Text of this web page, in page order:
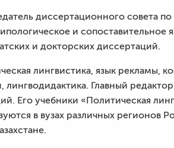
диссертационного совета
и
и докторских диссертаций.
лингвистика, язык рекламы,
Главный
Его учебники «Политическая
в вузах различных регионов